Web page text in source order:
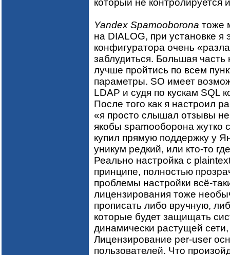
который не контролируется
Yandex Spamooborona тоже
на DIALOG, при установке я
конфигуратора очень
заблудиться. Большая
лучше пройтись по всем
параметры. SO имеет
LDAP и судя по кускам SQL
После того как я настроил
«я просто слышал отзывы
якобы spamооборона жутко
купил прямую поддержку у
уникум редкий, или кто-то
Реально настройка с
принципе, полностью
проблемы настройки всё-
лицензирования тоже
прописать либо вручную,
которые будет защищать
динамически растущей
Лицензирование per-user
пользователей. Что